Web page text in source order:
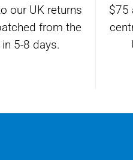
our UK returns
from the
5-8 days.
$75